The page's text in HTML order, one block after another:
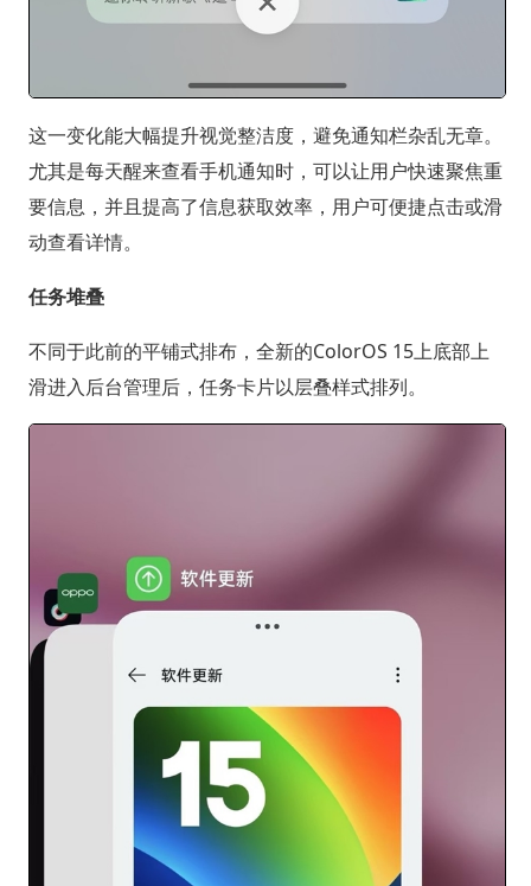
这一变化能大幅提升视觉整洁度，避免通知栏杂乱无章。
尤其是每天醒来查看手机通知时，可以让用户快速聚焦重
要信息，并且提高了信息获取效率，用户可便捷点击或滑
动查看详情。
任务堆叠
不同于此前的平铺式排布，全新的ColorOS 15上底部上
滑进入后台管理后，任务卡片以层叠样式排列。